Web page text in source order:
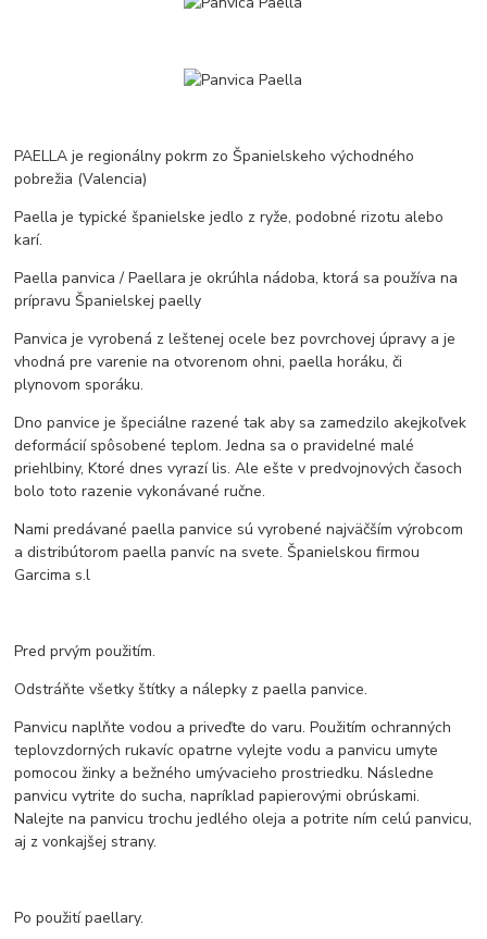
PAELLA je regionálny pokrm zo Španielskeho východného
pobrežia (Valencia)
Paella je typické španielske jedlo z ryže, podobné rizotu alebo
karí.
Paella panvica / Paellara je okrúhla nádoba, ktorá sa používa na
prípravu Španielskej paelly
Panvica je vyrobená z leštenej ocele bez povrchovej úpravy a je
vhodná pre varenie na otvorenom ohni, paella horáku, či
plynovom sporáku.
Dno panvice je špeciálne razené tak aby sa zamedzilo akejkoľvek
deformácií spôsobené teplom. Jedna sa o pravidelné malé
priehlbiny, Ktoré dnes vyrazí lis. Ale ešte v predvojnových časoch
bolo toto razenie vykonávané ručne.
Nami predávané paella panvice sú vyrobené najväčším výrobcom
a distribútorom paella panvíc na svete. Španielskou firmou
Garcima s.l
Pred prvým použitím.
Odstráňte všetky štítky a nálepky z paella panvice.
Panvicu naplňte vodou a priveďte do varu. Použitím ochranných
teplovzdorných rukavíc opatrne vylejte vodu a panvicu umyte
pomocou žinky a bežného umývacieho prostriedku. Následne
panvicu vytrite do sucha, napríklad papierovými obrúskami.
Nalejte na panvicu trochu jedlého oleja a potrite ním celú panvicu,
aj z vonkajšej strany.
Po použití paellary.